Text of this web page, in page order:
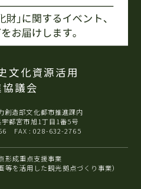
文化資源活用
議会
創造部文化都市推進課内
都宮市旭1丁目1番5号
FAX : 028-632-2765
成重点支援事業
等を活用した観光拠点づくり事業）